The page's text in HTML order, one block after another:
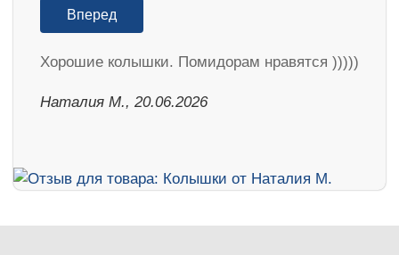
Вперед
Хорошие колышки. Помидорам нравятся )))))
Наталия М., 20.06.2026